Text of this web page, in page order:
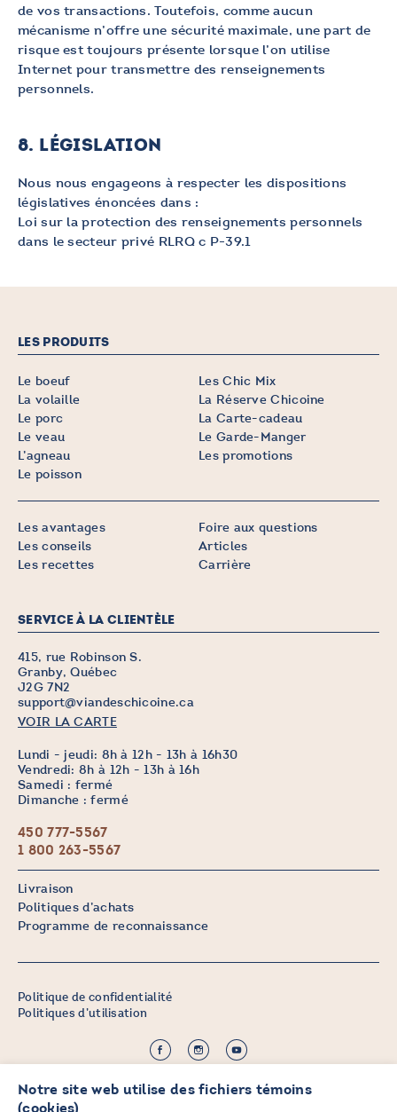
de vos transactions. Toutefois, comme aucun
mécanisme n’offre une sécurité maximale, une part de
risque est toujours présente lorsque l’on utilise
Internet pour transmettre des renseignements
personnels.
8. LÉGISLATION
Nous nous engageons à respecter les dispositions
législatives énoncées dans :
Loi sur la protection des renseignements personnels
dans le secteur privé RLRQ c P-39.1
LES PRODUITS
Le boeuf
La volaille
Le porc
Le veau
L’agneau
Le poisson
Les Chic Mix
La Réserve Chicoine
La Carte-cadeau
Le Garde-Manger
Les promotions
Les avantages
Les conseils
Les recettes
Foire aux questions
Articles
Carrière
SERVICE À LA CLIENTÈLE
415, rue Robinson S.
Granby, Québec
J2G 7N2
support@viandeschicoine.ca
VOIR LA CARTE
Lundi - jeudi: 8h à 12h - 13h à 16h30
Vendredi: 8h à 12h - 13h à 16h
Samedi : fermé
Dimanche : fermé
450 777-5567
1 800 263-5567
Livraison
Politiques d’achats
Programme de reconnaissance
Crédit :Zen Branding, Design & Com.
Politique de confidentialité
Politiques d’utilisation
Notre site web utilise des fichiers témoins